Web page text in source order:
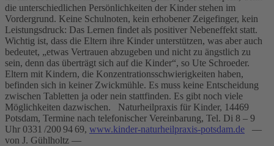
die unterschiedlichen Persönlichkeiten der Kinder stehen im
Vordergrund. Keine Schulnoten, kein erhobener Zeigefinger, kein
Leistungsdruck: Das Lernen findet als positiver Nebeneffekt statt.
Wichtig ist, dass die Eltern ihre Kinder unterstützen, was aber auch
bedeutet, „etwas Vertrauen abzugeben und nicht zu ängstlich zu
sein, denn das überträgt sich auf die Kinder“, so Ute Schroeder.
Eltern mit Kindern, die Konzentrationsschwierigkeiten haben,
befinden sich in keiner Zwickmühle. Es muss keine Entscheidung
zwischen Tabletten ja oder nein stattfinden. Es gibt noch viele
Möglichkeiten dazwischen. Naturheilpraxis für Kinder, 14469
Potsdam, Termine nach telefonischer Vereinbarung, Tel. Di 8 – 9
Uhr 0331 /200 94 69, www.kinder-naturheilpraxis-potsdam.de ––
von J. Gühlholtz ––